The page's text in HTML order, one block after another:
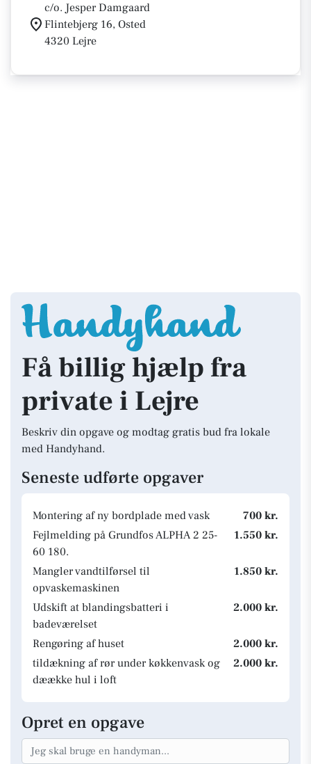
c/o. Jesper Damgaard
Flintebjerg 16, Osted
4320 Lejre
Få billig hjælp fra
private i Lejre
Beskriv din opgave og modtag gratis bud fra lokale
med Handyhand.
Seneste udførte opgaver
Montering af ny bordplade med vask
700 kr.
Fejlmelding på Grundfos ALPHA 2 25-
60 180.
1.550 kr.
Mangler vandtilførsel til
opvaskemaskinen
1.850 kr.
Udskift at blandingsbatteri i
badeværelset
2.000 kr.
Rengøring af huset
2.000 kr.
tildækning af rør under køkkenvask og
dæække hul i loft
2.000 kr.
Opret en opgave